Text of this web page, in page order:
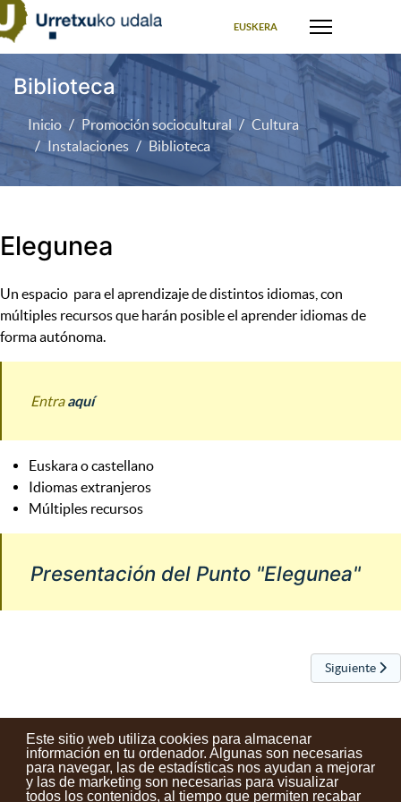
Este sitio web utiliza cookies para almacenar
información en tu ordenador. Algunas son necesarias
para navegar, las de estadísticas nos ayudan a mejorar
y las de marketing son necesarias para visualizar
todos los contenidos, al tiempo que permiten recabar
EUSKERA
Biblioteca
Inicio Promoción sociocultural
Cultura
Instalaciones
Biblioteca
Elegunea
Un espacio para el aprendizaje de distintos idiomas, con
múltiples recursos que harán posible el aprender idiomas de
forma autónoma.
Entraaquí
Euskara o castellano
Idiomas extranjeros
Múltiples recursos
Presentación del Punto "Elegunea"
Artículo
Siguiente
Contactos Condiciones de uso Aviso legal Noticias